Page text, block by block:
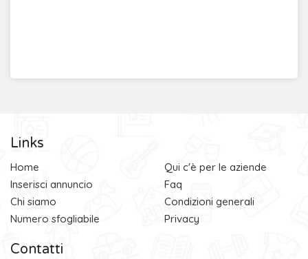
Links
Home
Inserisci annuncio
Chi siamo
Numero sfogliabile
Qui c'è per le aziende
Faq
Condizioni generali
Privacy
Contatti